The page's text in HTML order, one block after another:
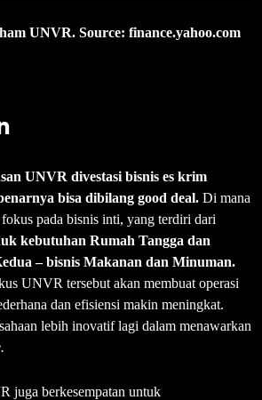
UNVR. Source: finance.yahoo.com
UNVR divestasi bisnis es krim
bisa dibilang good deal. Di mana
pada bisnis inti, yang terdiri dari
kebutuhan Rumah Tangga dan
– bisnis Makanan dan Minuman.
UNVR tersebut akan membuat operasi
dan efisiensi makin meningkat.
lebih inovatif lagi dalam menawarkan
juga berkesempatan untuk